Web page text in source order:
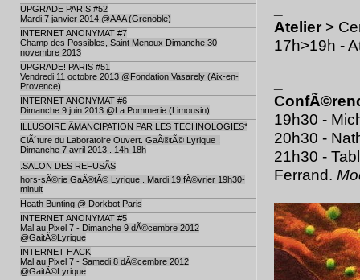
UPGRADE PARIS #52
Mardi 7 janvier 2014 @AAA (Grenoble)
INTERNET ANONYMAT #7
Champ des Possibles, Saint Menoux Dimanche 30
novembre 2013
UPGRADE! PARIS #51
Vendredi 11 octobre 2013 @Fondation Vasarely (Aix-en-
Provence)
INTERNET ANONYMAT #6
Dimanche 9 juin 2013 @La Pommerie (Limousin)
ILLUSOIRE ÃMANCIPATION PAR LES TECHNOLOGIES*
ClÃ´ture du Laboratoire Ouvert. GaÃ®tÃ© Lyrique .
Dimanche 7 avril 2013 . 14h-18h
.SALON DES REFUSÃS
hors-sÃ©rie GaÃ®tÃ© Lyrique . Mardi 19 fÃ©vrier 19h30-
minuit
Heath Bunting @ Dorkbot Paris
INTERNET ANONYMAT #5
Mal au Pixel 7 - Dimanche 9 dÃ©cembre 2012
@GaitÃ©Lyrique
INTERNET HACK
Mal au Pixel 7 - Samedi 8 dÃ©cembre 2012
@GaitÃ©Lyrique
Atelier >
17h>19h -
19h30 -
20h30 -
21h30 -
Ferrand.